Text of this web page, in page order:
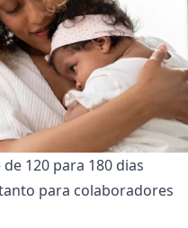
120 para 180 dias
para colaboradores